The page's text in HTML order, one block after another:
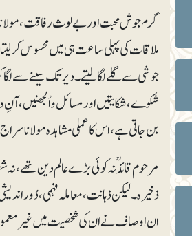
گرم جوش محبت اور بے لوث رفاقت،
ملاقات کی پہلی ساعت ہی میں محسوس
جوشی سے گلے لگا لیتے۔ دیر تک سینے سے
شکوے، شکایتیں اور مسائل و
بن جاتی ہے، اس کا عملی مشاہدہ مولانا
مرحوم قائدؒ نہ کوئی بڑے عالم دین تھے، نہ
ذخیرہ۔ لیکن ذہانت ، معاملہ فہمی،
ان اوصاف نے ان کی شخصیت میں